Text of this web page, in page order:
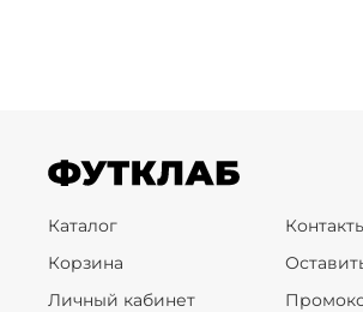
Каталог
Корзина
Личный кабинет